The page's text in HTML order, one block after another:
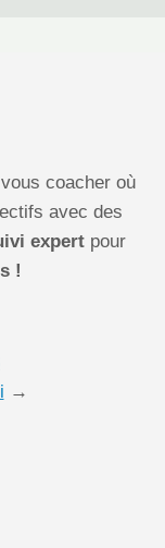
coacher où
avec des
expertpour
!
→